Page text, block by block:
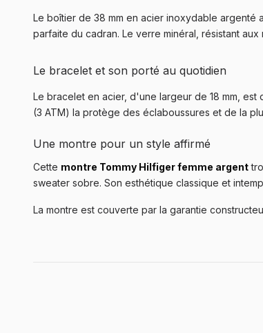
Le boîtier de 38 mm en acier inoxydable argenté
parfaite du cadran. Le verre minéral, résistant
Le bracelet et son porté au quotidien
Le bracelet en acier, d'une largeur de 18 mm,
(3 ATM) la protège des éclaboussures et de la
Une montre pour un style affirmé
Cette montre Tommy Hilfiger femme argent
sweater sobre. Son esthétique classique et
La montre est couverte par la garantie